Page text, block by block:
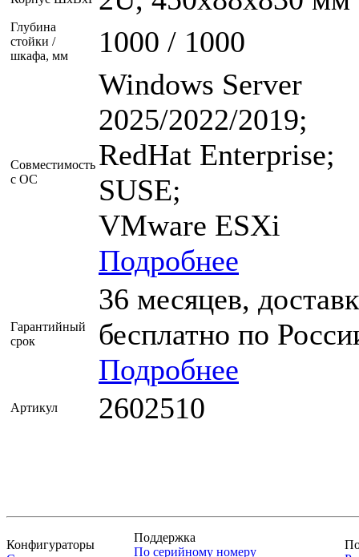
Глубина
стойки /
шкафа, мм
1000 / 1000
Совместимость
с ОС
Windows Server
2025/2022/2019;
RedHat Enterprise;
SUSE;
VMware ESXi
Подробнее
Гарантийный
срок
36 месяцев,
бесплатно по
Подробнее
Артикул 2602510
Конфигураторы
Поддержка
По серийному номеру